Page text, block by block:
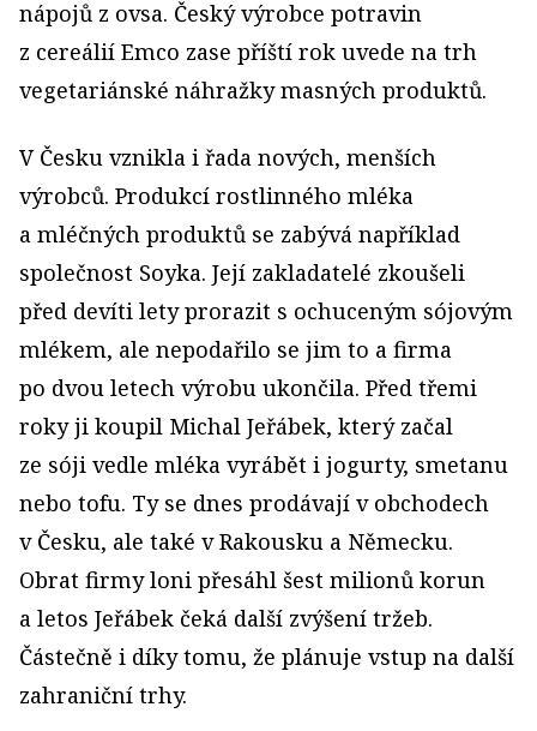
nápojů z ovsa. Český výrobce potravin
z cereálií Emco zase příští rok uvede na trh
vegetariánské náhražky masných produktů.
V Česku vznikla i řada nových, menších
výrobců. Produkcí rostlinného mléka
a mléčných produktů se zabývá například
společnost Soyka. Její zakladatelé zkoušeli
před devíti lety prorazit s ochuceným sójovým
mlékem, ale nepodařilo se jim to a firma
po dvou letech výrobu ukončila. Před třemi
roky ji koupil Michal Jeřábek, který začal
ze sóji vedle mléka vyrábět i jogurty, smetanu
nebo tofu. Ty se dnes prodávají v obchodech
v Česku, ale také v Rakousku a Německu.
Obrat firmy loni přesáhl šest milionů korun
a letos Jeřábek čeká další zvýšení tržeb.
Částečně i díky tomu, že plánuje vstup na další
zahraniční trhy.